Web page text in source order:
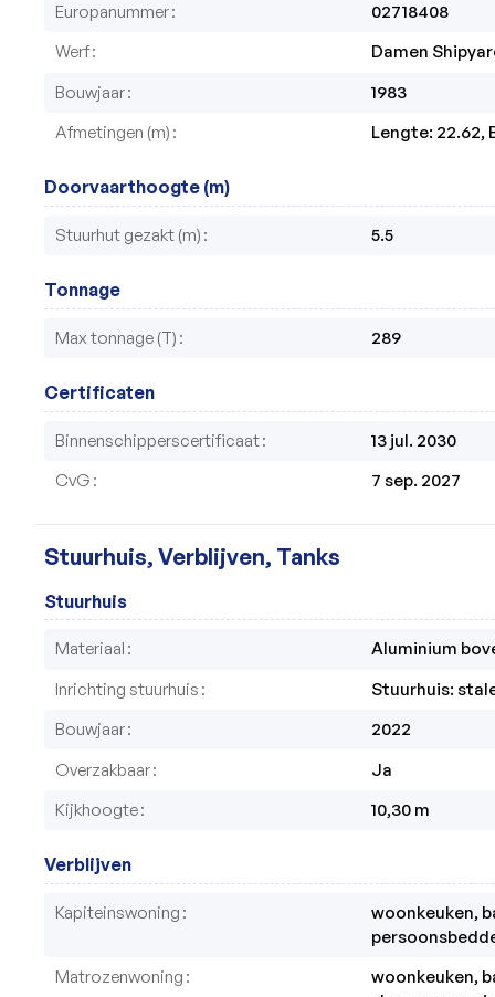
Europanummer
02718408
Werf
Damen
Bouwjaar
1983
Afmetingen (m)
Lengte: 22.62,
Doorvaarthoogte (m)
Stuurhut gezakt (m) 5.5
Tonnage
Max tonnage (T) 289
Certificaten
Binnenschipperscertificaat
13 jul. 2030
CvG
7 sep. 2027
Stuurhuis, Verblijven, Tanks
Stuurhuis
Materiaal
Aluminium
Inrichting stuurhuis
Bouwjaar
2022
Overzakbaar
Ja
Kijkhoogte
10,30 m
Verblijven
Kapiteinswoning
woonkeuken,
Matrozenwoning
woonkeuken,